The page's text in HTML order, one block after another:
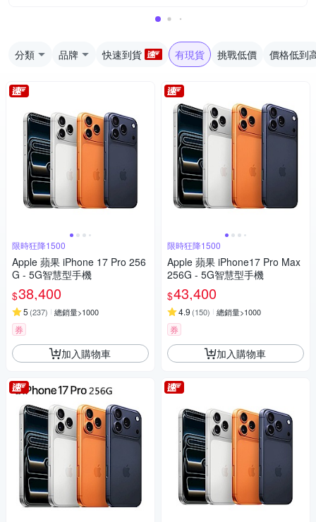
分類 品牌 快速到貨 有現貨 挑戰低價 價格低到
限時狂降1500
Apple 蘋果 iPhone 17 Pro 256
G - 5G智慧型手機
$38,400
5 (237) 總銷量>1000
券
加入購物車
限時狂降1500
Apple 蘋果 iPhone17 Pro Max
256G - 5G智慧型手機
$43,400
4.9 (150) 總銷量>1000
券
加入購物車